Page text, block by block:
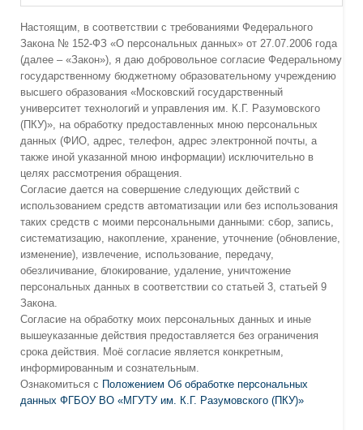
Настоящим, в соответствии с требованиями Федерального
Закона № 152-ФЗ «О персональных данных» от 27.07.2006 года
(далее – «Закон»), я даю добровольное согласие Федеральному
государственному бюджетному образовательному учреждению
высшего образования «Московский государственный
университет технологий и управления им. К.Г. Разумовского
(ПКУ)», на обработку предоставленных мною персональных
данных (ФИО, адрес, телефон, адрес электронной почты, а
также иной указанной мною информации) исключительно в
целях рассмотрения обращения.
Согласие дается на совершение следующих действий с
использованием средств автоматизации или без использования
таких средств с моими персональными данными: сбор, запись,
систематизацию, накопление, хранение, уточнение (обновление,
изменение), извлечение, использование, передачу,
обезличивание, блокирование, удаление, уничтожение
персональных данных в соответствии со статьей 3, статьей 9
Закона.
Согласие на обработку моих персональных данных и иные
вышеуказанные действия предоставляется без ограничения
срока действия. Моё согласие является конкретным,
информированным и сознательным.
Ознакомиться с Положением Об обработке персональных
данных ФГБОУ ВО «МГУТУ им. К.Г. Разумовского (ПКУ)»